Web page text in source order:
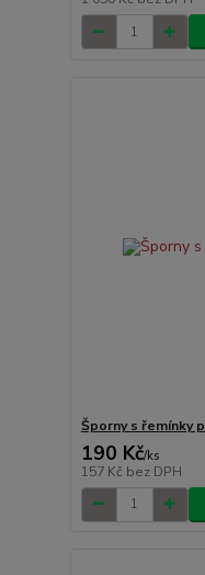
Šporny s řemínky
190 Kč/ks
157 Kč bez DPH